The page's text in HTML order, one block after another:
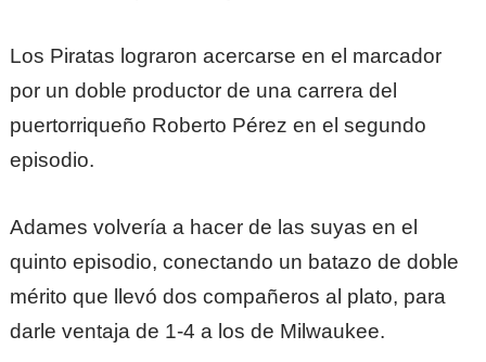
Los Piratas lograron acercarse en el marcador
por un doble productor de una carrera del
puertorriqueño Roberto Pérez en el segundo
episodio.
Adames volvería a hacer de las suyas en el
quinto episodio, conectando un batazo de doble
mérito que llevó dos compañeros al plato, para
darle ventaja de 1-4 a los de Milwaukee.